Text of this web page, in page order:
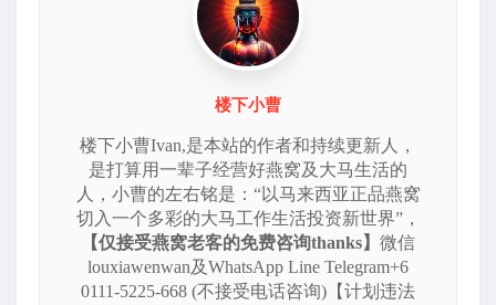
楼下小曹
楼下小曹Ivan,是本站的作者和持续更新人，
是打算用一辈子经营好燕窝及大马生活的
人，小曹的左右铭是：“以马来西亚正品燕窝
切入一个多彩的大马工作生活投资新世界”，
【仅接受燕窝老客的免费咨询thanks】 微信
louxiawenwan及WhatsApp Line Telegram+6
0111-5225-668 (不接受电话咨询)【计划违法